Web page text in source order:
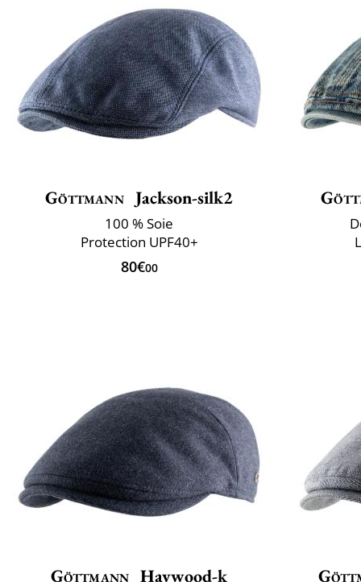
Göttmann Jackson-silk2
100 % Soie
Protection UPF40+
80€00
Göttmann Haywood-k